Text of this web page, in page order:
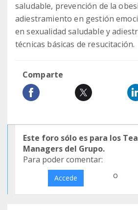
saludable, prevención de la
adiestramiento en gestión
en sexualidad saludable y
técnicas básicas de resucitación.
Comparte
Este foro sólo es para los
Managers del Grupo.
Para poder comentar:
Accede o